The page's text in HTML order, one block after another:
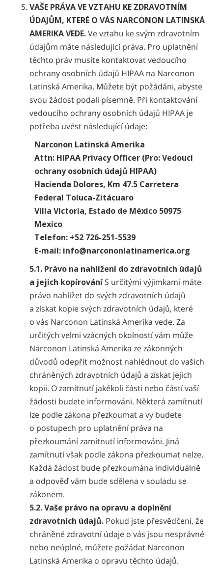
VAŠE PRÁVA VE VZTAHU KE ZDRAVOTNÍM
ÚDAJŮM, KTERÉ O VÁS NARCONON LATINSKÁ
AMERIKA VEDE.Ve vztahu ke svým zdravotním
údajům máte následující práva. Pro uplatnění
těchto práv musíte kontaktovat vedoucího
ochrany osobních údajů HIPAA na Narconon
Latinská Amerika. Můžete být požádáni, abyste
svou žádost podali písemně. Při kontaktování
vedoucího ochrany osobních údajů HIPAA je
potřeba uvést následující údaje:
Narconon Latinská Amerika
Attn: HIPAA Privacy Officer (Pro: Vedoucí
ochrany osobních údajů HIPAA)
Hacienda Dolores, Km 47.5 Carretera
Federal Toluca-Zitácuaro
Villa Victoria, Estado de México 50975
Mexico
Telefon: +52 726-251-5539
E-mail: info@narcononlatinamerica.org
5.1. Právo na nahlížení do zdravotních údajů
a jejich kopírování S určitými výjimkami máte
právo nahlížet do svých zdravotních údajů
a získat kopie svých zdravotních údajů, které
o vás Narconon Latinská Amerika vede. Za
určitých velmi vzácných okolností vám může
Narconon Latinská Amerika ze zákonných
důvodů odepřít možnost nahlédnout do vašich
chráněných zdravotních údajů a získat jejich
kopii. O zamítnutí jakékoli části nebo částí vaší
žádosti budete informováni. Některá zamítnutí
lze podle zákona přezkoumat a vy budete
o postupech pro uplatnění práva na
přezkoumání zamítnutí informováni. Jiná
zamítnutí však podle zákona přezkoumat nelze.
Každá žádost bude přezkoumána individuálně
a odpověď vám bude sdělena v souladu se
zákonem.
5.2. Vaše právo na opravu a doplnění
zdravotních údajů. Pokud jste přesvědčeni, že
chráněné zdravotní údaje o vás jsou nesprávné
nebo neúplné, můžete požádat Narconon
Latinská Amerika o opravu těchto údajů.